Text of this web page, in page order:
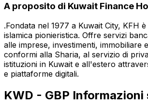
A proposito di Kuwait Finance
.Fondata nel 1977 a Kuwait City, KFH
islamica pionieristica. Offre servizi
alle imprese, investimenti, immobiliare
conformi alla Sharia, al servizio di
istituzioni in Kuwait e all'estero
e piattaforme digitali.
KWD - GBP Informazioni